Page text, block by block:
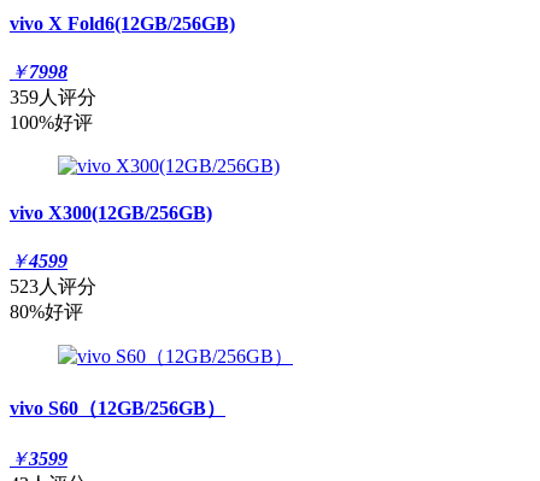
vivo X Fold6(12GB/256GB)
￥7998
359人评分
100%好评
vivo X300(12GB/256GB)
￥4599
523人评分
80%好评
vivo S60（12GB/256GB）
￥3599